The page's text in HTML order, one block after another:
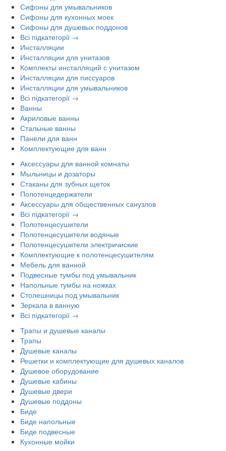
Сифоны для умывальников
Сифоны для кухонных моек
Сифоны для душевых поддонов
Всі підкатегорії →
Инсталляции
Инсталляции для унитазов
Комплекты инсталляций с унитазом
Инсталляции для писсуаров
Инсталляции для умывальников
Всі підкатегорії →
Ванны
Акриловые ванны
Стальные ванны
Панели для ванн
Комплектующие для ванн
Аксессуары для ванной комнаты
Мыльницы и дозаторы
Стаканы для зубных щеток
Полотенцедержатели
Аксессуары для общественных санузлов
Всі підкатегорії →
Полотенцесушители
Полотенцесушители водяные
Полотенцесушители электричиские
Комплектующие к полотенцесушителям
Мебель для ванной
Подвесные тумбы под умывальник
Напольные тумбы на ножках
Столешницы под умывальник
Зеркала в ванную
Всі підкатегорії →
Трапы и душевые каналы
Трапы
Душевые каналы
Решетки и комплектующие для душевых каналов
Душевое оборудование
Душевые кабины
Душевые двери
Душевые поддоны
Биде
Биде напольные
Биде подвесные
Кухонные мойки